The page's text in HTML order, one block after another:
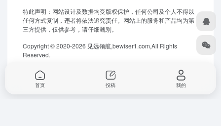
特此声明：网站设计及数据均受版权保护，任何公司及个人不得以
任何方式复制，违者将依法追究责任。网站上的服务和产品均为第
三方提供，仅供参考，请仔细甄别。
Copyright © 2020-2026 见远领航,bewiser1.com,All Rights
Reserved.
首页 投稿 我的